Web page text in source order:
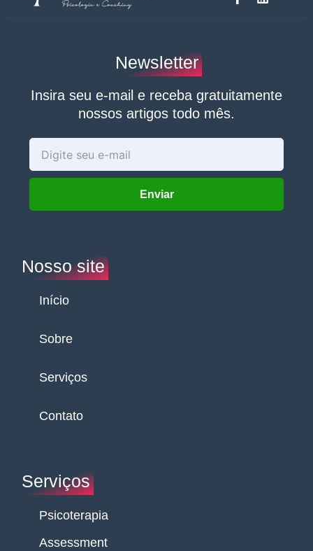
a
-
f
i
Newsletter
Insira seu e-mail e receba gratuitamente
nossos artigos todo mês.
your
email
Enviar
Nosso site
Início
Sobre
Serviços
Contato
Serviços
Psicoterapia
Assessment